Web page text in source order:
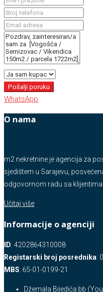
Pošalji poruku
WhatsApp
O nama
m2 nekretnine je agencija za
sjedištem u Sarajevu,
odgovornom radu sa klijentima.
Učitaj više
Informacije o agenciji
ID: 4202864310008
Registarski broj posrednika:
MBS: 65-01-0199-21
Džemala Bijedića bb